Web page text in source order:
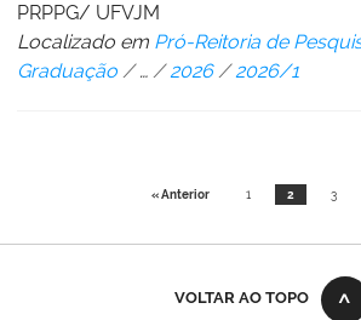
PRPPG/ UFVJM
Localizado em Pró-Reitoria de
Graduação /… /2026 /2026/1
« Anterior 1 2 3
VOLTAR AO TOPO